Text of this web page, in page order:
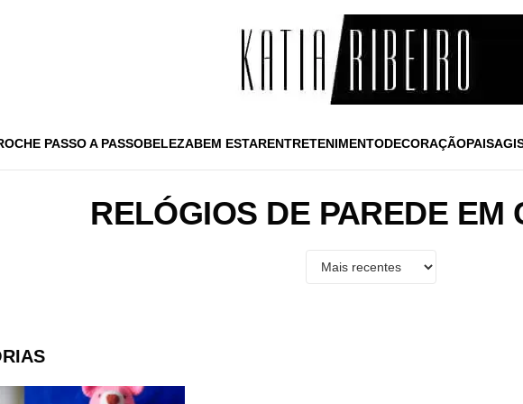
PASSO A PASSOBELEZABEM ESTARENTRETENIMENTODECORAÇÃO
RELÓGIOS DE PAREDE EM